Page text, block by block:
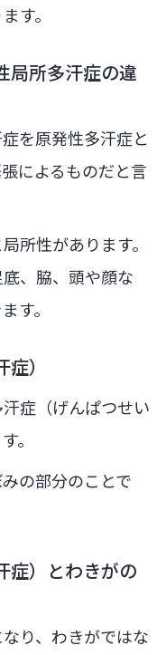
す。
局所多汗症の違
を原発性多汗症と
によるものだと言
所性があります。
、脇、頭や顔な
す。
）
症（げんぱつせい
。
の部分のことで
症）とわきがの
り、わきがではな